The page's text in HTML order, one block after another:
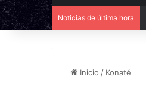
Noticias de última hora
Inicio / Konaté